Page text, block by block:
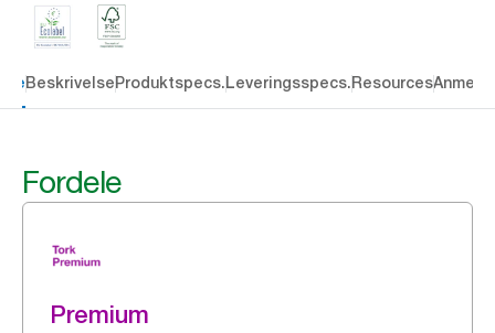
BeskrivelseProduktspecs.Leveringsspecs.Resources
Fordele
Premium